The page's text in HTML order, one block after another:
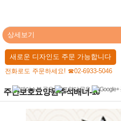
상세보기
새로운 디자인도 주문 가능합니다
전화로도 주문하세요! ☎02-6933-5046
주간보호요양원추석배너-10